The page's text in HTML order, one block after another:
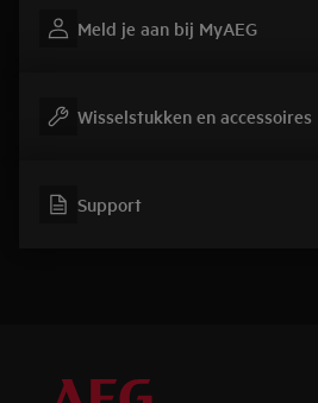
Meld je aan bij MyAEG
Wisselstukken en accessoires
Support